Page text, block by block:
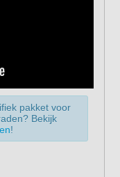
pakket voor
Bekijk
!